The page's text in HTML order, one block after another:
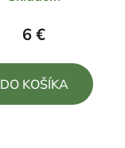
hodnotenie
produktu
5,0
z
6 €
DO KOŠÍKA